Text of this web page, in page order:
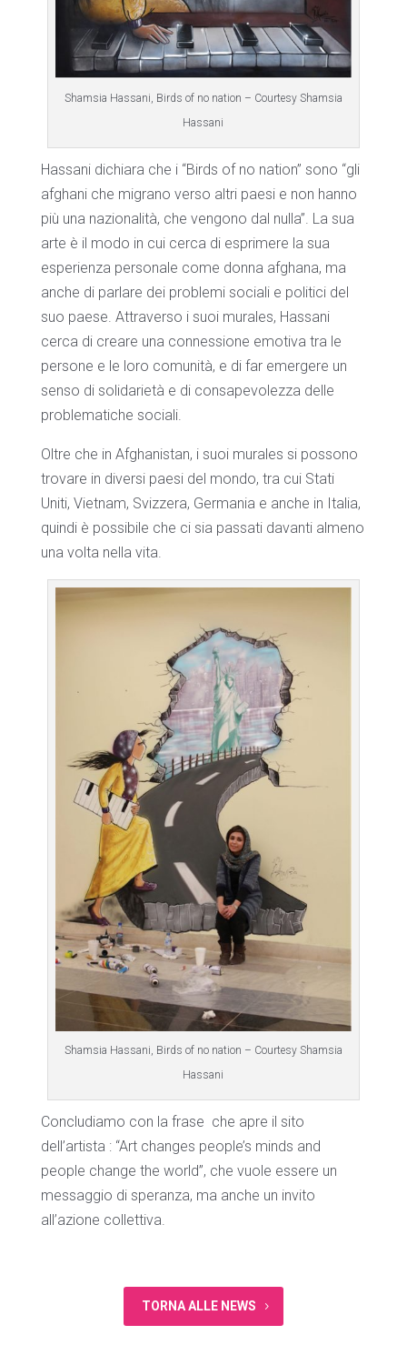
Shamsia Hassani, Birds of no nation – Courtesy Shamsia
Hassani
Hassani dichiara che i “Birds of no nation” sono “gli
afghani che migrano verso altri paesi e non hanno
più una nazionalità, che vengono dal nulla”. La sua
arte è il modo in cui cerca di esprimere la sua
esperienza personale come donna afghana, ma
anche di parlare dei problemi sociali e politici del
suo paese. Attraverso i suoi murales, Hassani
cerca di creare una connessione emotiva tra le
persone e le loro comunità, e di far emergere un
senso di solidarietà e di consapevolezza delle
problematiche sociali.
Oltre che in Afghanistan, i suoi murales si possono
trovare in diversi paesi del mondo, tra cui Stati
Uniti, Vietnam, Svizzera, Germania e anche in Italia,
quindi è possibile che ci sia passati davanti almeno
una volta nella vita.
Shamsia Hassani, Birds of no nation – Courtesy Shamsia
Hassani
Concludiamo con la frase che apre il sito
dell’artista : “Art changes people’s minds and
people change the world”, che vuole essere un
messaggio di speranza, ma anche un invito
all’azione collettiva.
TORNA ALLE NEWS